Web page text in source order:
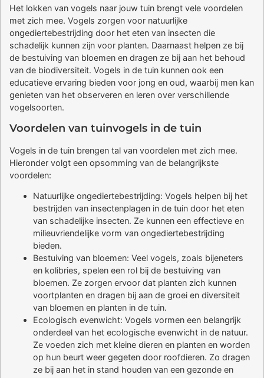
Het lokken van vogels naar jouw tuin brengt vele voordelen
met zich mee. Vogels zorgen voor natuurlijke
ongediertebestrijding door het eten van insecten die
schadelijk kunnen zijn voor planten. Daarnaast helpen ze bij
de bestuiving van bloemen en dragen ze bij aan het behoud
van de biodiversiteit. Vogels in de tuin kunnen ook een
educatieve ervaring bieden voor jong en oud, waarbij men kan
genieten van het observeren en leren over verschillende
vogelsoorten.
Voordelen van tuinvogels in de tuin
Vogels in de tuin brengen tal van voordelen met zich mee.
Hieronder volgt een opsomming van de belangrijkste
voordelen:
Natuurlijke ongediertebestrijding: Vogels helpen bij het
bestrijden van insectenplagen in de tuin door het eten
van schadelijke insecten. Ze kunnen een effectieve en
milieuvriendelijke vorm van ongediertebestrijding
bieden.
Bestuiving van bloemen: Veel vogels, zoals bijeneters
en kolibries, spelen een rol bij de bestuiving van
bloemen. Ze zorgen ervoor dat planten zich kunnen
voortplanten en dragen bij aan de groei en diversiteit
van bloemen en planten in de tuin.
Ecologisch evenwicht: Vogels vormen een belangrijk
onderdeel van het ecologische evenwicht in de natuur.
Ze voeden zich met kleine dieren en planten en worden
op hun beurt weer gegeten door roofdieren. Zo dragen
ze bij aan het in stand houden van een gezonde en